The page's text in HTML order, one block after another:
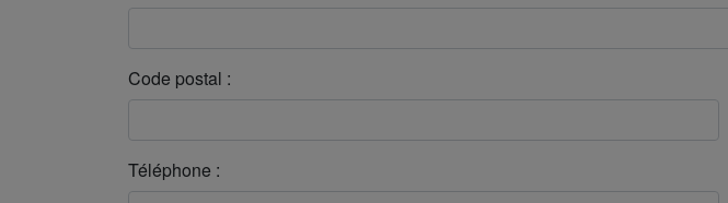
Code postal :
Téléphone :